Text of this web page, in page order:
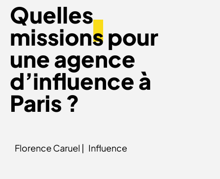
Quelles
missionspour
une agence
d’influence à
Paris ?
Florence Caruel | Influence